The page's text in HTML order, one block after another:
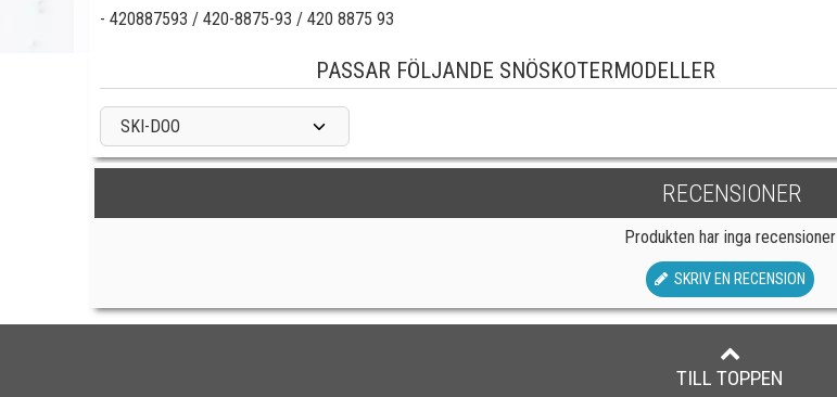
- 420887593 / 420-8875-93 / 420 8875 93
PASSAR FÖLJANDE SNÖSKOTERMODELLER
SKI-DOO
RECENSIONER
Produkten har inga recensioner
SKRIV EN RECENSION
TILL TOPPEN